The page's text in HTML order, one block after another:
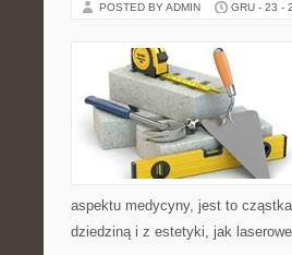
POSTED BY ADMIN GRU - 23 -
aspektu medycyny, jest to
dziedziną i z estetyki, jak